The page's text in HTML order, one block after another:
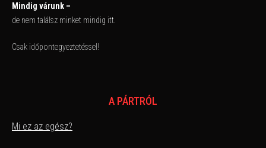
Mindig várunk –
de nem találsz minket mindig itt.
Csak időpontegyeztetéssel!
A PÁRTRÓL
Mi ez az egész?